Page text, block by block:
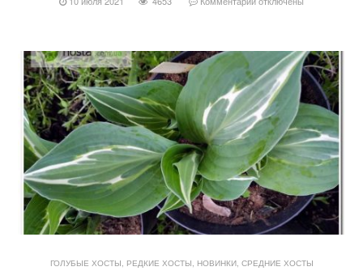
ГОЛУБЫЕ ХОСТЫ, РЕДКИЕ ХОСТЫ, НОВИНКИ, СРЕДНИЕ ХОСТЫ